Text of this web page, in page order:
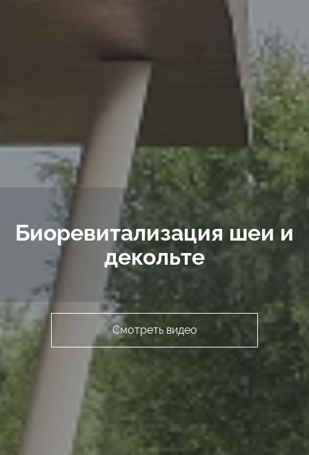
Биоревитализация шеи и
декольте
Смотреть видео